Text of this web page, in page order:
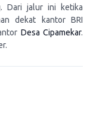
Dari jalur ini ketika
dekat kantor BRI
Desa Cipamekar.